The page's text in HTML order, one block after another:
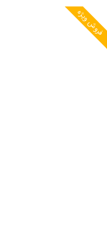
فروش ویژه